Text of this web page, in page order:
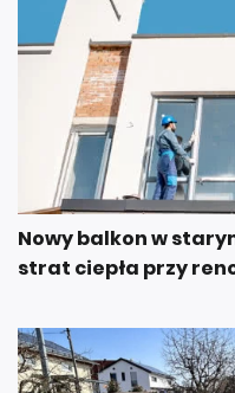
Nowy balkon w
strat ciepła przy